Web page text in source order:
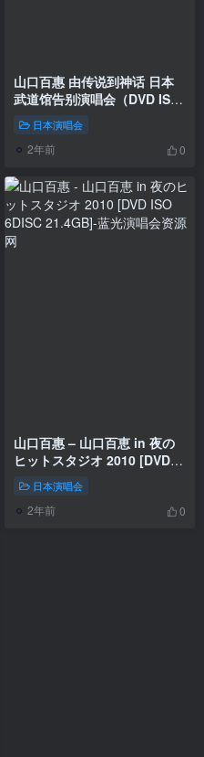
山口百惠 由传说到神话 日本
武道馆告别演唱会（DVD ISO
7.2G）日本演唱会
2年前 0
山口百惠 – 山口百恵 in 夜の
ヒットスタジオ 2010 [DVD
ISO 6DISC 21.4GB]
日本演唱会
2年前 0